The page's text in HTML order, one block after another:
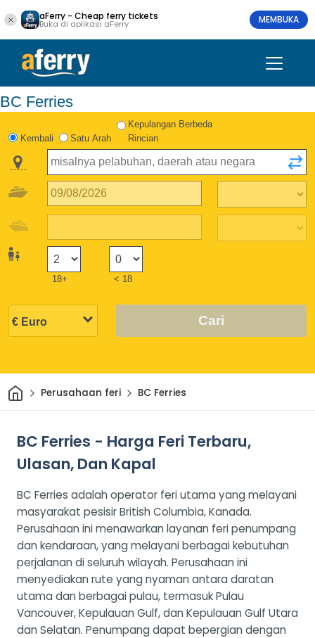
aFerry - Cheap ferry tickets
Buka di aplikasi aFerry MEMBUKA
BC Ferries
Kembali Satu Arah
Kepulangan Berbeda
Rincian
18+ < 18
Cari
Rumah
Perusahaan feri BC Ferries
BC Ferries - Harga Feri Terbaru,
Ulasan, Dan Kapal
BC Ferries adalah operator feri utama yang melayani
masyarakat pesisir British Columbia, Kanada.
Perusahaan ini menawarkan layanan feri penumpang
dan kendaraan, yang melayani berbagai kebutuhan
perjalanan di seluruh wilayah. Perusahaan ini
menyediakan rute yang nyaman antara daratan
utama dan berbagai pulau, termasuk Pulau
Vancouver, Kepulauan Gulf, dan Kepulauan Gulf Utara
dan Selatan. Penumpang dapat bepergian dengan